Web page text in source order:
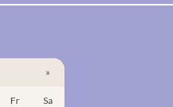
»
Fr Sa